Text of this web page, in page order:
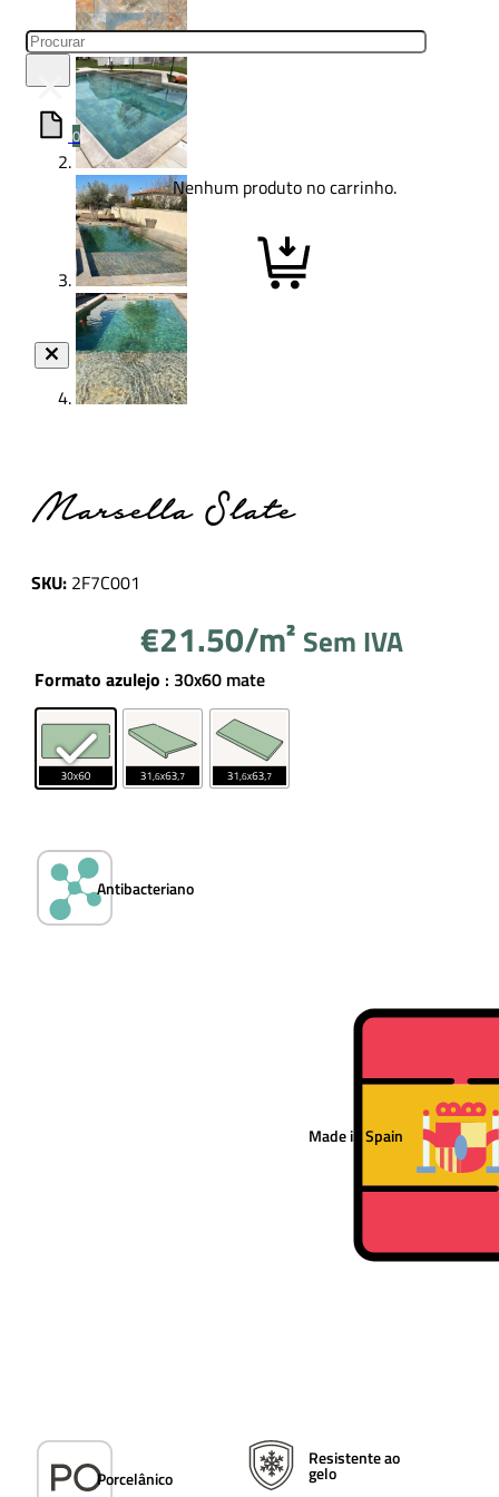
Pesquisar
×
0
Nenhum produto no carrinho.
Marsella Slate
SKU: 2F7C001
€21.50 Sem IVA
Formato azulejo : 30x60 mate
Antibacteriano
Made in Spain
Porcelânico
Resistente ao
gelo